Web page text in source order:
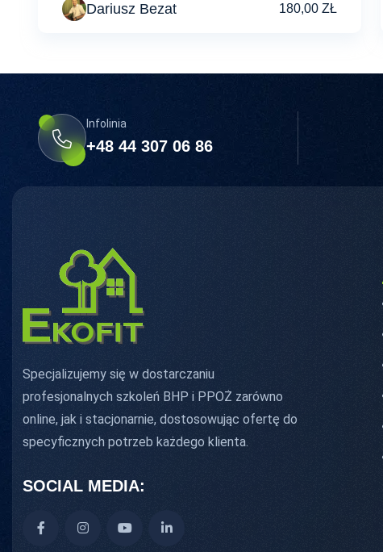
Dariusz Bezat 180,00 ZŁ
Infolinia
+48 44 307 06 86
Specjalizujemy się w dostarczaniu
profesjonalnych szkoleń BHP i PPOŻ zarówno
online, jak i stacjonarnie, dostosowując ofertę do
specyficznych potrzeb każdego klienta.
SOCIAL MEDIA: